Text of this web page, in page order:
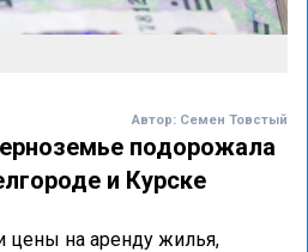
Автор: Семен Товстый
подорожала
и Курске
цены на аренду жилья,